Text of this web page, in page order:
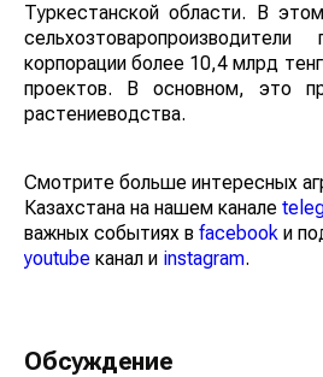
Туркестанской области. В
корпорации более 10,4 млрд
проектов. В основном, это
растениеводства.
Смотрите больше интересных
Казахстана на нашем канале
важных событиях в facebook и
youtube канал и instagram.
Обсуждение